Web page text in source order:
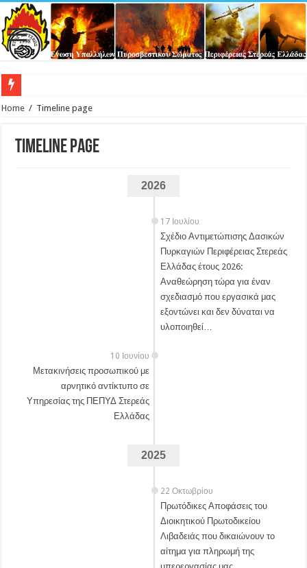
Home / Timeline page
Timeline page
2026
17 Ιουλίου
Σχέδιο Αντιμετώπισης Δασικών
Πυρκαγιών Περιφέρειας Στερεάς
Ελλάδας έτους 2026:
Αναθεώρηση τώρα για έναν
σχεδιασμό που εργασικά μας
εξοντώνει και δεν δύναται να
υλοποιηθεί…
10 Ιουνίου
Μετακινήσεις προσωπικού με
αρνητικό αντίκτυπο σε
Υπηρεσίας της ΠΕΠΥΔ Στερεάς
Ελλάδας
2025
22 Οκτωβρίου
Πρωτόδικες Αποφάσεις του
Διοικητικού Πρωτοδικείου
Λιβαδειάς που δικαιώνουν το
αίτημα για πληρωμή της